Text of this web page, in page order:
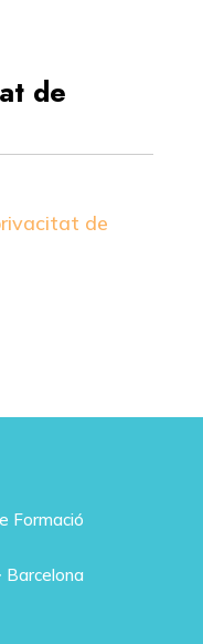
de
de
Formació
Barcelona